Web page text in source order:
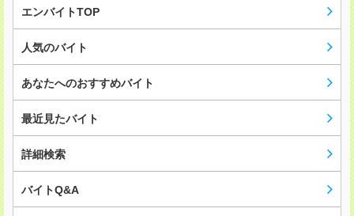
エンバイトTOP
人気のバイト
あなたへのおすすめバイト
最近見たバイト
詳細検索
バイトQ&A